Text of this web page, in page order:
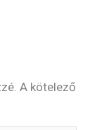
A kötelező